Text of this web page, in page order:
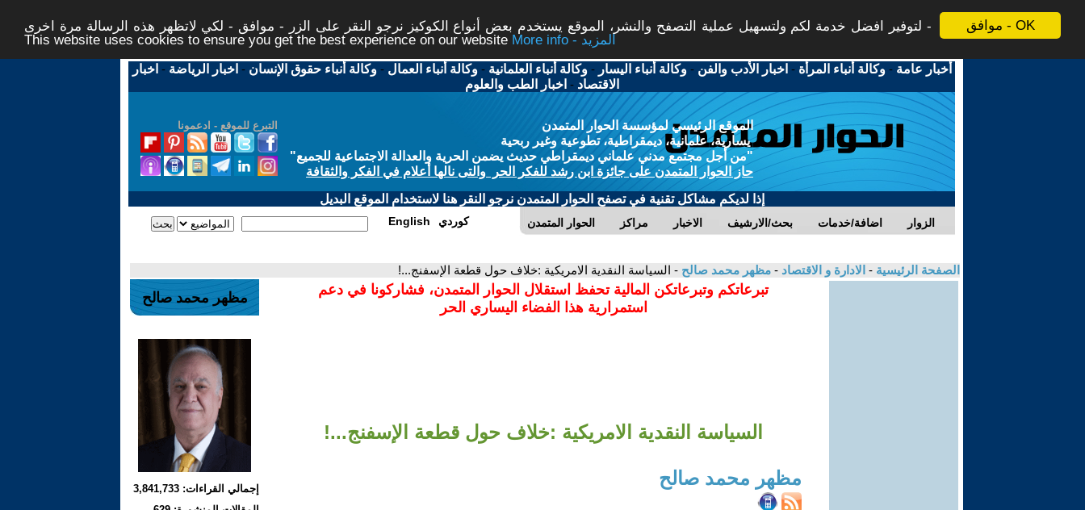
موافق - OK
لتوفير افضل خدمة لكم ولتسهيل عملية التصفح والنشر، الموقع يستخدم بعض أنواع الكوكيز نرجو النقر على الزر - موافق - لكي لاتظهر هذه الرسالة مرة اخرى -
This website uses cookies to ensure you get the best experience on our website
More info - المزيد
أخبار عامة -وكالة أنباء المرأة - اخبار الأدب والفن -وكالة أنباء اليسار -وكالة أنباء العلمانية -وكالة أنباء العمال -وكالة أنباء حقوق الإنسان - اخبار الرياضة - اخبار
الاقتصاد - اخبار الطب والعلوم
التبرع للموقع - ادعمونا
الموقع الرئيسي لمؤسسة الحوار المتمدن
يسارية، علمانية، ديمقراطية، تطوعية وغير ربحية
"من أجل مجتمع مدني علماني ديمقراطي حديث يضمن الحرية والعدالة الاجتماعية للجميع"
حاز الحوار المتمدن على جائزة ابن رشد للفكر الحر والتى نالها أعلام في الفكر والثقافة
إذا لديكم مشاكل تقنية في تصفح الحوار المتمدن نرجو النقر هنا لاستخدام الموقع البديل
الحوار المتمدن مراكز الاخبار بحث/الارشيف اضافة/خدمات الزوار English كوردي
الصفحة الرئيسية - الادارة و الاقتصاد - مظهر محمد صالح - السياسة النقدية الامريكية :خلاف حول قطعة الإسفنج...!
تبرعاتكم وتبرعاتكن المالية تحفظ استقلال الحوار المتمدن، فشاركونا في دعم
استمرارية هذا الفضاء اليساري الحر
السياسة النقدية الامريكية :خلاف حول قطعة الإسفنج...!
مظهر محمد صالح
مظهر محمد صالح
إجمالي القراءات: 3,841,733